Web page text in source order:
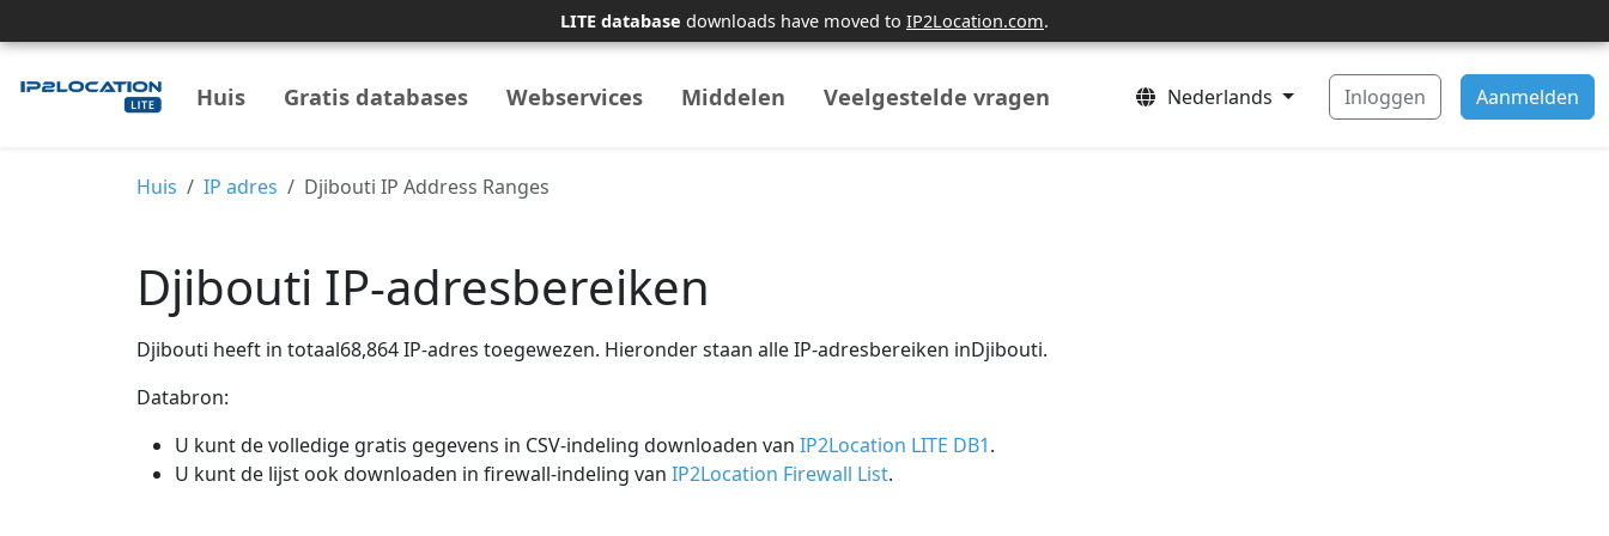
LITE database downloads have moved to IP2Location.com.
Huis Gratis databases Webservices Middelen Veelgestelde vragen Nederlands Inloggen Aanmelden
Huis IP adres Djibouti IP Address Ranges
Djibouti IP-adresbereiken
Djibouti heeft in totaal68,864 IP-adres toegewezen. Hieronder staan ​​alle IP-adresbereiken inDjibouti.
Databron:
U kunt de volledige gratis gegevens in CSV-indeling downloaden van IP2Location LITE DB1.
U kunt de lijst ook downloaden in firewall-indeling van IP2Location Firewall List.